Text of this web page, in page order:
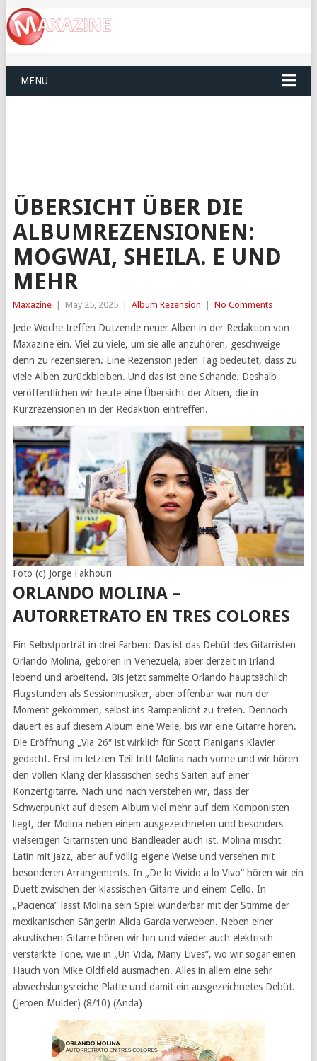
MENU
ÜBERSICHT ÜBER DIE
ALBUMREZENSIONEN:
MOGWAI, SHEILA. E UND
MEHR
Maxazine May 25, 2025 Album Rezension No Comments
Jede Woche treffen Dutzende neuer Alben in der Redaktion von
Maxazine ein. Viel zu viele, um sie alle anzuhören, geschweige
denn zu rezensieren. Eine Rezension jeden Tag bedeutet, dass zu
viele Alben zurückbleiben. Und das ist eine Schande. Deshalb
veröffentlichen wir heute eine Übersicht der Alben, die in
Kurzrezensionen in der Redaktion eintreffen.
Foto (c) Jorge Fakhouri
ORLANDO MOLINA –
AUTORRETRATO EN TRES COLORES
Ein Selbstporträt in drei Farben: Das ist das Debüt des Gitarristen
Orlando Molina, geboren in Venezuela, aber derzeit in Irland
lebend und arbeitend. Bis jetzt sammelte Orlando hauptsächlich
Flugstunden als Sessionmusiker, aber offenbar war nun der
Moment gekommen, selbst ins Rampenlicht zu treten. Dennoch
dauert es auf diesem Album eine Weile, bis wir eine Gitarre hören.
Die Eröffnung „Via 26″ ist wirklich für Scott Flanigans Klavier
gedacht. Erst im letzten Teil tritt Molina nach vorne und wir hören
den vollen Klang der klassischen sechs Saiten auf einer
Konzertgitarre. Nach und nach verstehen wir, dass der
Schwerpunkt auf diesem Album viel mehr auf dem Komponisten
liegt, der Molina neben einem ausgezeichneten und besonders
vielseitigen Gitarristen und Bandleader auch ist. Molina mischt
Latin mit Jazz, aber auf völlig eigene Weise und versehen mit
besonderen Arrangements. In „De lo Vivido a lo Vivo” hören wir ein
Duett zwischen der klassischen Gitarre und einem Cello. In
„Pacienca” lässt Molina sein Spiel wunderbar mit der Stimme der
mexikanischen Sängerin Alicia Garcia verweben. Neben einer
akustischen Gitarre hören wir hin und wieder auch elektrisch
verstärkte Töne, wie in „Un Vida, Many Lives”, wo wir sogar einen
Hauch von Mike Oldfield ausmachen. Alles in allem eine sehr
abwechslungsreiche Platte und damit ein ausgezeichnetes Debüt.
(Jeroen Mulder) (8/10) (Anda)